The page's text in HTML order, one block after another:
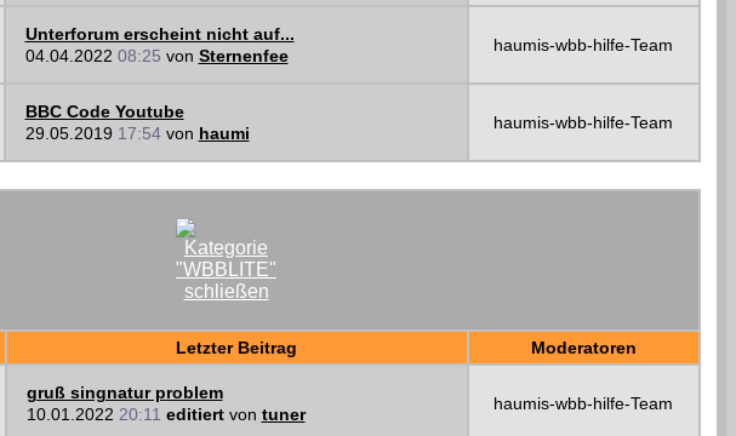
Unterforum erscheint nicht auf...
04.04.2022 08:25 von Sternenfee
haumis-wbb-hilfe-Team
BBC Code Youtube
29.05.2019 17:54von haumi
haumis-wbb-hilfe-Team
Letzter Beitrag Moderatoren
gruß singnatur problem
10.01.2022 20:11 editiertvon tuner
haumis-wbb-hilfe-Team